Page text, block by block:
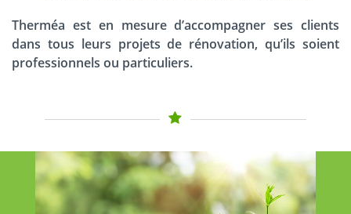
Therméa est en mesure d’accompagner ses clients
dans tous leurs projets de rénovation, qu’ils soient
professionnels ou particuliers.